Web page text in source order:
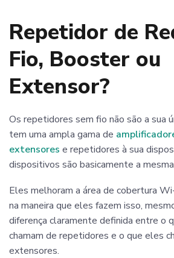
Repetidor de
Fio, Booster ou
Extensor?
Os repetidores sem fio não são a sua
tem uma ampla gama de
extensores e repetidores à sua
dispositivos são basicamente a
Eles melhoram a área de cobertura
na maneira que eles fazem isso,
diferença claramente definida entre o
chamam de repetidores e o que eles
extensores.